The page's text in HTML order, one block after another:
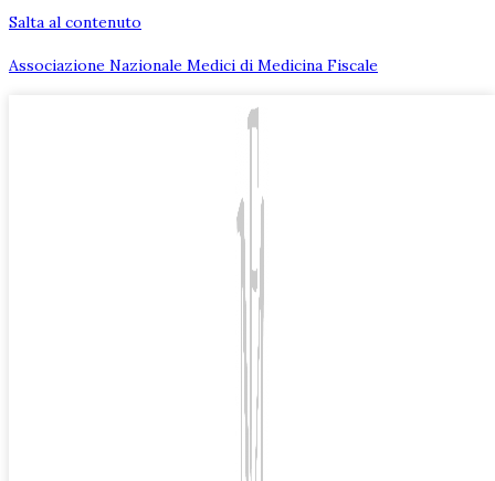
Salta al contenuto
Associazione Nazionale Medici di Medicina Fiscale